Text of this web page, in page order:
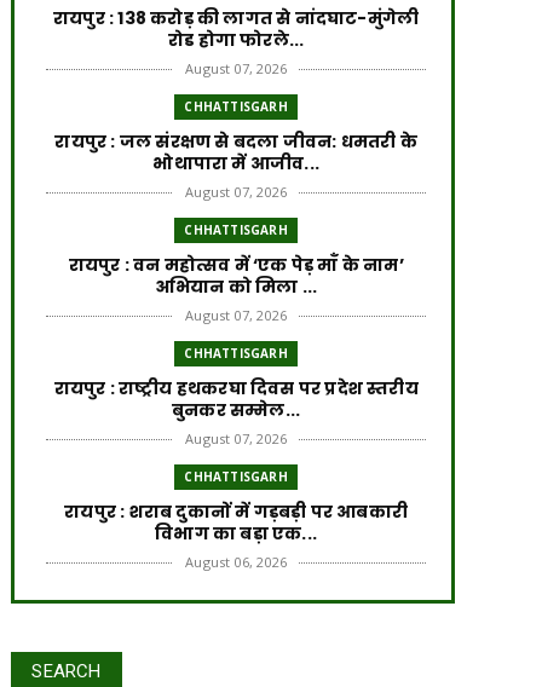
रायपुर : 138 करोड़ की लागत से नांदघाट-मुंगेली
रोड होगा फोरले...
August 07, 2026
CHHATTISGARH
रायपुर : जल संरक्षण से बदला जीवन: धमतरी के
भोथापारा में आजीव...
August 07, 2026
CHHATTISGARH
रायपुर : वन महोत्सव में ‘एक पेड़ माँ के नाम’
अभियान को मिला ...
August 07, 2026
CHHATTISGARH
रायपुर : राष्ट्रीय हथकरघा दिवस पर प्रदेश स्तरीय
बुनकर सम्मेल...
August 07, 2026
CHHATTISGARH
रायपुर : शराब दुकानों में गड़बड़ी पर आबकारी
विभाग का बड़ा एक...
August 06, 2026
CHHATTISGARH
SEARCH
रायपुर : वर्ष 2024-25 में जल जीवन